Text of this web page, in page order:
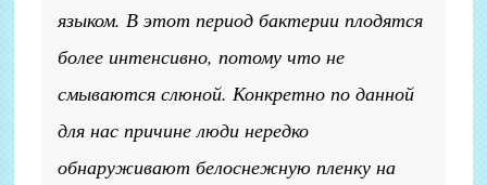
языком. В этот период бактерии плодятся
более интенсивно, потому что не
смываются слюной. Конкретно по данной
для нас причине люди нередко
обнаруживают белоснежную пленку на